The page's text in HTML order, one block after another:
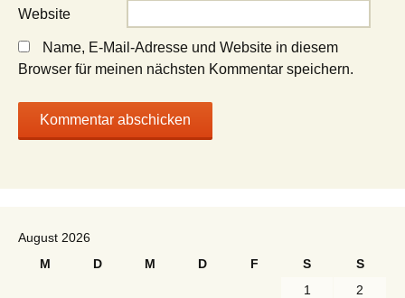
Website
Name, E-Mail-Adresse und Website in diesem
Browser für meinen nächsten Kommentar speichern.
August 2026
M
D M D F S
S
1
2